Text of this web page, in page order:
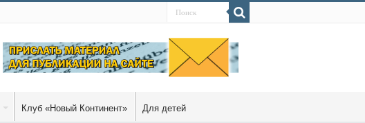
Клуб «Новый Континент» Для детей